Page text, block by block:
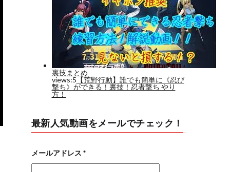
最新人気動画をメールでチェック！
メールアドレス *